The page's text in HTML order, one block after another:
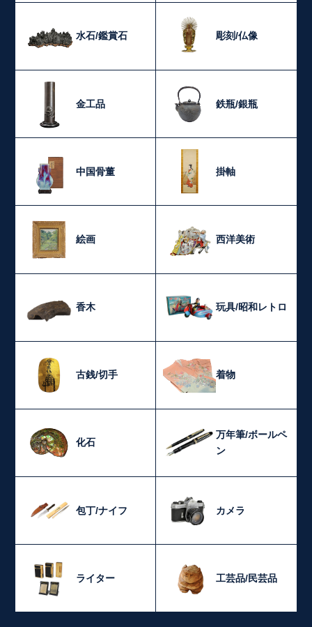
水石/鑑賞石 彫刻/仏像
金工品 鉄瓶/銀瓶
中国骨董 掛軸
絵画 西洋美術
香木 玩具/昭和レトロ
古銭/切手 着物
化石
万年筆/ボールペ
ン
包丁/ナイフ カメラ
ライター 工芸品/民芸品